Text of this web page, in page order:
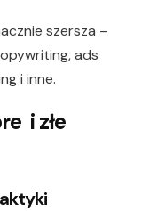
szersza –
ads
i inne.
i złe